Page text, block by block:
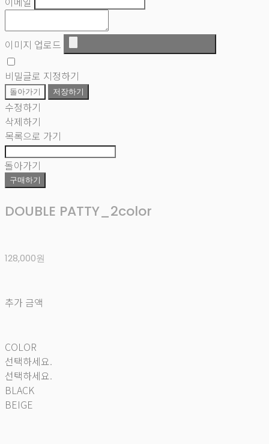
이미지 업로드
비밀글로 지정하기
돌아가기 저장하기
수정하기
삭제하기
목록으로 가기
돌아가기
구매하기
DOUBLE PATTY_2color
128,000원
추가 금액
COLOR
선택하세요.
선택하세요.
BLACK
BEIGE